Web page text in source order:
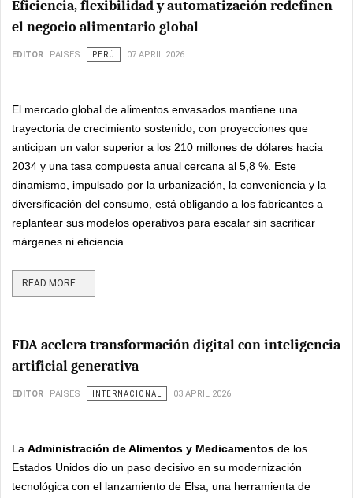
Eficiencia, flexibilidad y automatización redefinen
el negocio alimentario global
EDITOR PAISES PERÚ 07 APRIL 2026
El mercado global de alimentos envasados mantiene una
trayectoria de crecimiento sostenido, con proyecciones que
anticipan un valor superior a los 210 millones de dólares hacia
2034 y una tasa compuesta anual cercana al 5,8 %. Este
dinamismo, impulsado por la urbanización, la conveniencia y la
diversificación del consumo, está obligando a los fabricantes a
replantear sus modelos operativos para escalar sin sacrificar
márgenes ni eficiencia.
READ MORE ...
FDA acelera transformación digital con inteligencia
artificial generativa
EDITOR PAISES INTERNACIONAL 03 APRIL 2026
La Administración de Alimentos y Medicamentos de los
Estados Unidos dio un paso decisivo en su modernización
tecnológica con el lanzamiento de Elsa, una herramienta de